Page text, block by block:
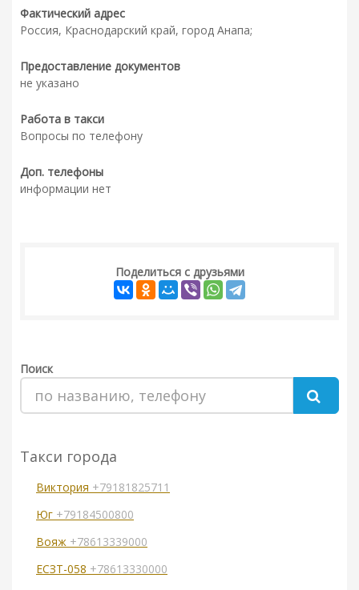
Фактический адрес
Россия, Краснодарский край, город Анапа;
Предоставление документов
не указано
Работа в такси
Вопросы по телефону
Доп. телефоны
информации нет
Поделиться с друзьями
Поиск
Такси города
Виктория +79181825711
Юг +79184500800
Вояж +78613339000
ЕСЗТ-058 +78613330000